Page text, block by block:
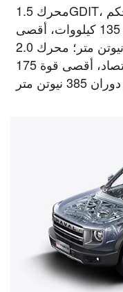
محرك 1.5GDIT، شاحن فائق مطور حديثًا يتم التحكم
فيه إلكترونيًا، قوة قصوى تبلغ 135 كيلووات، أقصى
عزم دوران يبلغ 275 نيوتن متر؛ محرك 2.0GDIT عالي
الطاقة، قوة وترقية مزدوجة للاقتصاد، أقصى قوة 175
متر